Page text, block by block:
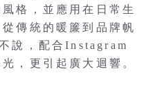
格，並應用在日常生
傳統的暖簾到品牌帆
說，配合Instagram
，更引起廣大迴響。